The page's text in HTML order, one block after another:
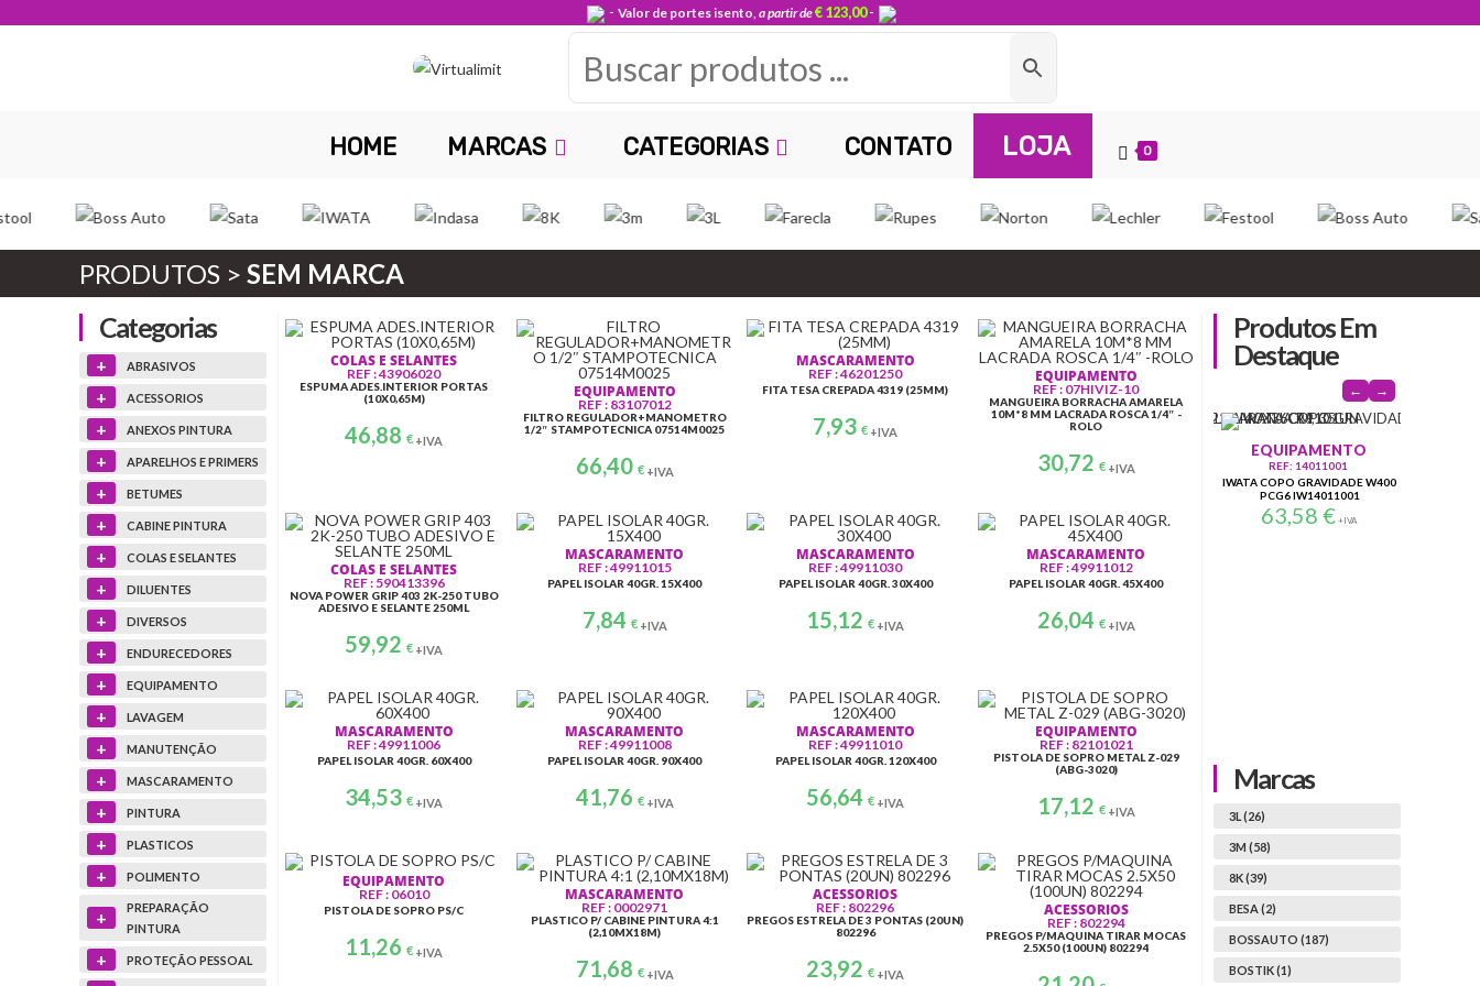
- Valor de portes isento,a partir de€ 123,00-
B
u
r
o
d
t
o
s
.
.
HOME MARCAS CATEGORIAS CONTATO LOJA 0
PRODUTOS > SEM MARCA
COLAS E SELANTES
REF : 43906020
ESPUMA ADES.INTERIOR PORTAS
(10X0,65M)
46,88€ +IVA
EQUIPAMENTO
REF : 83107012
FILTRO REGULADOR+MANOMETRO
1/2″ STAMPOTECNICA 07514M0025
66,40 € +IVA
MASCARAMENTO
REF : 46201250
FITA TESA CREPADA 4319 (25MM)
7,93€ +IVA
EQUIPAMENTO
REF : 07HIVIZ-10
MANGUEIRA BORRACHA AMARELA
10M*8 MM LACRADA ROSCA 1/4″ -
ROLO
30,72 € +IVA
COLAS E SELANTES
REF : 590413396
NOVA POWER GRIP 403 2K-250 TUBO
ADESIVO E SELANTE 250ML
59,92€ +IVA
MASCARAMENTO
REF : 49911015
PAPEL ISOLAR 40GR. 15X400
7,84 € +IVA
MASCARAMENTO
REF : 49911030
PAPEL ISOLAR 40GR. 30X400
15,12€ +IVA
MASCARAMENTO
REF : 49911012
PAPEL ISOLAR 40GR. 45X400
26,04 € +IVA
MASCARAMENTO
REF : 49911006
PAPEL ISOLAR 40GR. 60X400
34,53€ +IVA
MASCARAMENTO
REF : 49911008
PAPEL ISOLAR 40GR. 90X400
41,76 € +IVA
MASCARAMENTO
REF : 49911010
PAPEL ISOLAR 40GR. 120X400
56,64€ +IVA
EQUIPAMENTO
REF : 82101021
PISTOLA DE SOPRO METAL Z-029
(ABG-3020)
17,12 € +IVA
EQUIPAMENTO
REF : 06010
PISTOLA DE SOPRO PS/C
11,26€ +IVA
MASCARAMENTO
REF : 0002971
PLASTICO P/ CABINE PINTURA 4:1
(2,10MX18M)
71,68 € +IVA
ACESSORIOS
REF : 802296
PREGOS ESTRELA DE 3 PONTAS (20UN)
802296
23,92€ +IVA
ACESSORIOS
REF : 802294
PREGOS P/MAQUINA TIRAR MOCAS
2.5X50 (100UN) 802294
Categorias
+ ABRASIVOS
+ ACESSORIOS
+ ANEXOS PINTURA
+ APARELHOS E PRIMERS
+ BETUMES
+ CABINE PINTURA
+ COLAS E SELANTES
+ DILUENTES
+ DIVERSOS
+ ENDURECEDORES
+ EQUIPAMENTO
+ LAVAGEM
+ MANUTENÇÃO
+ MASCARAMENTO
+ PINTURA
+ PLASTICOS
+ POLIMENTO
+
PREPARAÇÃO
PINTURA
+ PROTEÇÃO PESSOAL
Produtos Em
Destaque
17,32€ +IVA 9,60
REF: 14011001
63,58€ +IVA
REF: 66261110839
N-DISCO NORTON PURE ICE
FILM Q175 66261110839 D150
15H P1200
1,57€ +IVA
← →
Marcas
3L (26)
3M (58)
8K (39)
BESA (2)
BOSSAUTO (187)
BOSTIK (1)